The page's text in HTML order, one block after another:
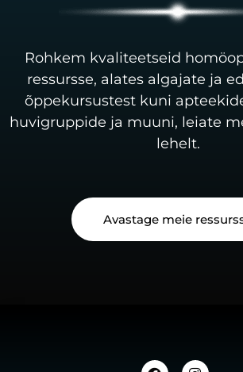
Rohkem kvaliteetseid
ressursse, alates algajate ja
õppekursustest kuni
huvigruppide ja muuni, leiate
lehelt.
Avastage meie